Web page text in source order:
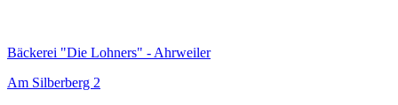
Bäckerei "Die Lohners" - Ahrweiler
Am Silberberg 2